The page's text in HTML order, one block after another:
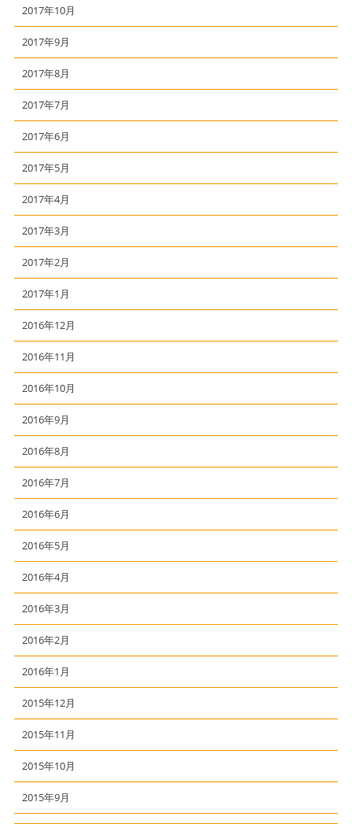
2017年10月
2017年9月
2017年8月
2017年7月
2017年6月
2017年5月
2017年4月
2017年3月
2017年2月
2017年1月
2016年12月
2016年11月
2016年10月
2016年9月
2016年8月
2016年7月
2016年6月
2016年5月
2016年4月
2016年3月
2016年2月
2016年1月
2015年12月
2015年11月
2015年10月
2015年9月